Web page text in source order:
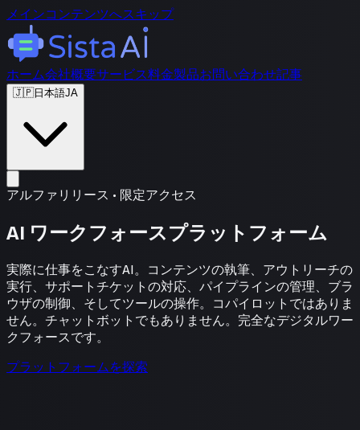
メインコンテンツへスキップ
ホーム会社概要サービス料金製品お問い合わせ記事
🇯🇵日本語JA
アルファリリース • 限定アクセス
AI ワークフォースプラットフォーム
実際に仕事をこなすAI。コンテンツの執筆、アウトリーチの
実行、サポートチケットの対応、パイプラインの管理、ブラ
ウザの制御、そしてツールの操作。コパイロットではありま
せん。チャットボットでもありません。完全なデジタルワー
クフォースです。
プラットフォームを探索